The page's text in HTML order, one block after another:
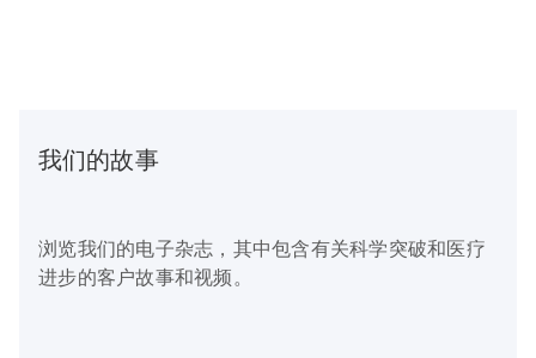
我们的故事
浏览我们的电子杂志，其中包含有关科学突破和医疗
进步的客户故事和视频。